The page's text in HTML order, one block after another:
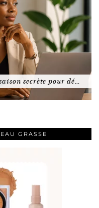
secrète pour dé…
GRASSE